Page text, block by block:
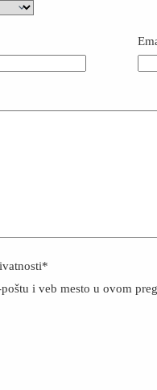
*
i veb mesto u ovom